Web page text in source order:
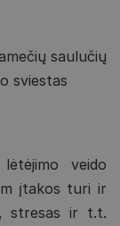
saulučių
sviestas
veido
įtakos turi ir
stresas ir t.t.